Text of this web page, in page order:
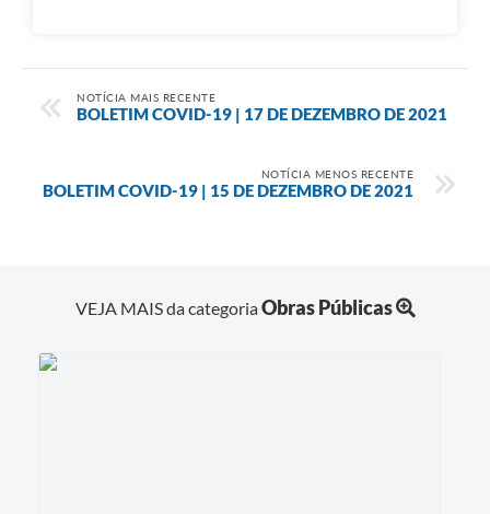
NOTÍCIA MAIS RECENTE
BOLETIM COVID-19 | 17 DE DEZEMBRO DE 2021
NOTÍCIA MENOS RECENTE
BOLETIM COVID-19 | 15 DE DEZEMBRO DE 2021
VEJA MAIS da categoriaObras Públicas